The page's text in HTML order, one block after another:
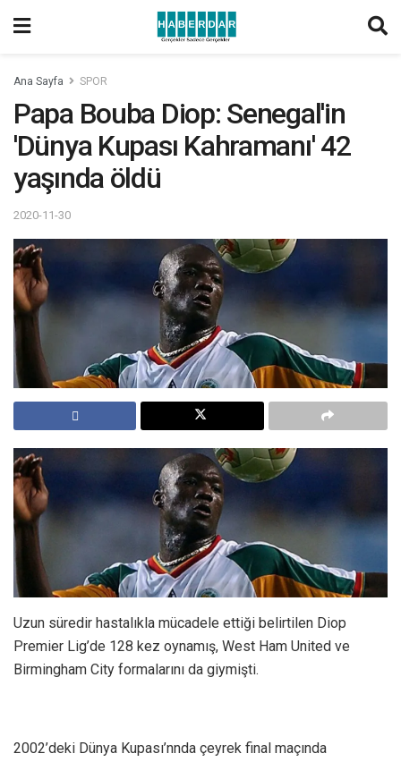
Ana Sayfa SPOR
Papa Bouba Diop: Senegal'in
'Dünya Kupası Kahramanı' 42
yaşında öldü
2020-11-30
Uzun süredir hastalıkla mücadele ettiği belirtilen Diop
Premier Lig’de 128 kez oynamış, West Ham United ve
Birmingham City formalarını da giymişti.
2002’deki Dünya Kupası’nnda çeyrek final maçında